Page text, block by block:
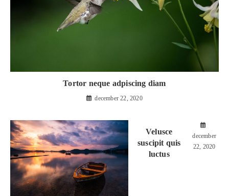
Tortor neque adpiscing diam
december 22, 2020
Velusce
suscipit quis
luctus
december
22, 2020